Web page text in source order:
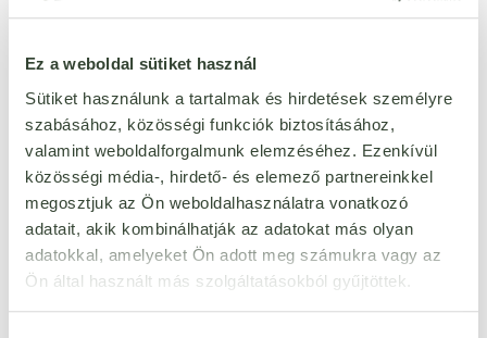
Ez a weboldal sütiket használ
Sütiket használunk a tartalmak és hirdetések személyre
szabásához, közösségi funkciók biztosításához,
valamint weboldalforgalmunk elemzéséhez. Ezenkívül
közösségi média-, hirdető- és elemező partnereinkkel
megosztjuk az Ön weboldalhasználatra vonatkozó
adatait, akik kombinálhatják az adatokat más olyan
adatokkal, amelyeket Ön adott meg számukra vagy az
Ön által használt más szolgáltatásokból gyűjtöttek.
KAPSZULA 60 DB
doboz
DE CHEVRE (KECSKETEJ)